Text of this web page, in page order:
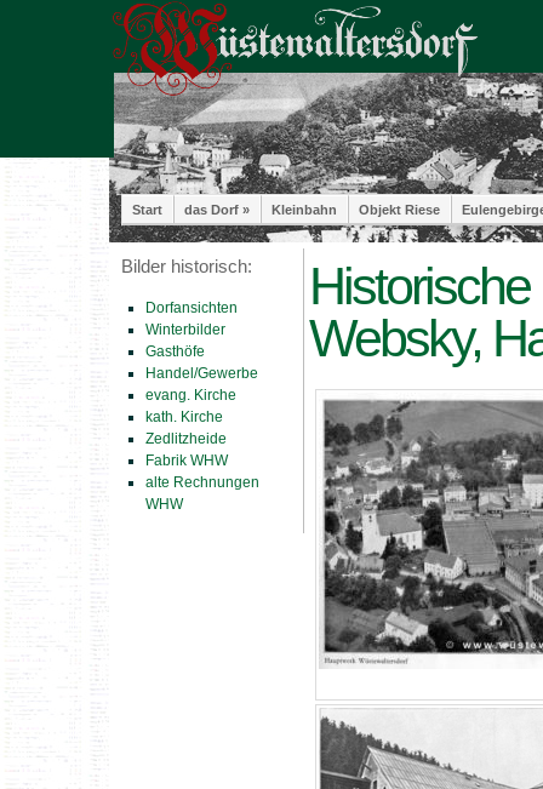
Start das Dorf » Kleinbahn Objekt Riese
Bilder historisch:
Dorfansichten
Winterbilder
Gasthöfe
Handel/Gewerbe
evang. Kirche
kath. Kirche
Zedlitzheide
Fabrik WHW
alte Rechnungen
WHW
Websky,